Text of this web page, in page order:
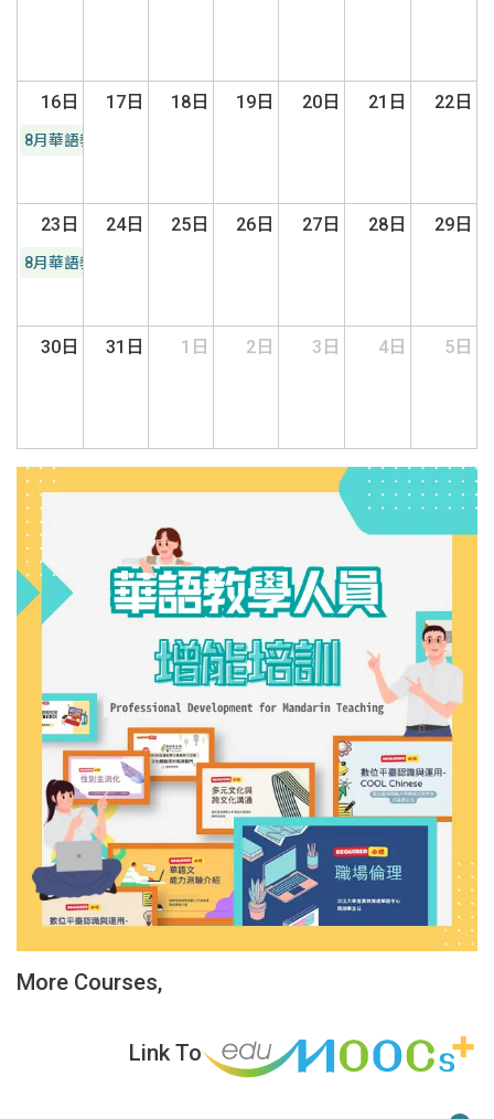
16日
8月華語教學系列講座
17日 18日 19日 20日 21日 22日
23日
8月華語教學系列講座
24日 25日 26日 27日 28日 29日
30日 31日 1日 2日 3日 4日 5日
More Courses,
Link To